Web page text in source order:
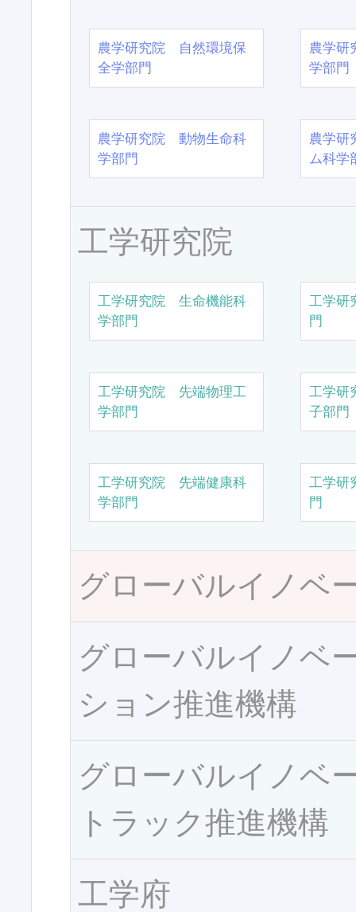
農学研究院 自然環境保
全学部門
農学
学部門
農学研究院 動物生命科
学部門
農学
ム科学
工学研究院
工学研究院 生命機能科
学部門
工学研
門
工学研究院 先端物理工
学部門
工学研
子部門
工学研究院 先端健康科
学部門
工学研
門
グローバルイノベ
グローバルイノベ
ション推進機構
グローバルイノベ
トラック推進機構
工学府